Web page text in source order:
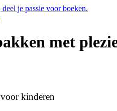
met
kinderen